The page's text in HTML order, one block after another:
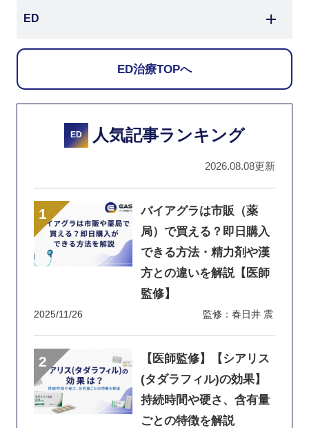
ED
ED治療TOPへ
ED 人気記事ランキング
2026.08.08更新
バイアグラは市販（薬
局）で買える？即日購入
できる方法・精力剤や漢
方との違いを解説【医師
監修】
2025/11/26 監修：春日井 震
【医師監修】【シアリス
(タダラフィル)の効果】
持続時間や硬さ、含有量
ごとの特徴を解説